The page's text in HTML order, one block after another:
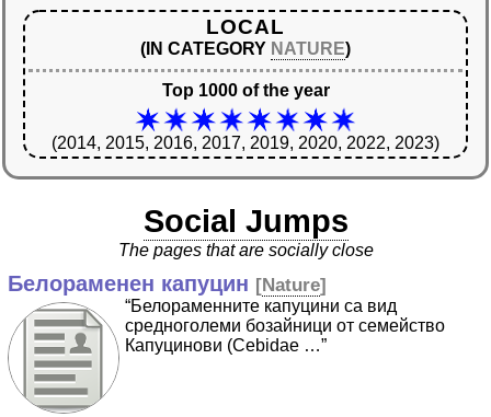
LOCAL
(IN CATEGORY NATURE)
Top 1000 of the year
(2014, 2015, 2016, 2017, 2019, 2020, 2022, 2023)
Social Jumps
The pages that are socially close
Белораменен капуцин [Nature]
“Белораменните капуцини са вид
средноголеми бозайници от семейство
Капуцинови (Cebidae …”